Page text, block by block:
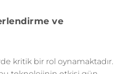
ve
kritik bir rol oynamaktadır.